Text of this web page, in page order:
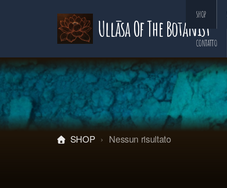
Ullāsa Of The Botanist
SHOP
CONTATTO
SHOP Nessun risultato